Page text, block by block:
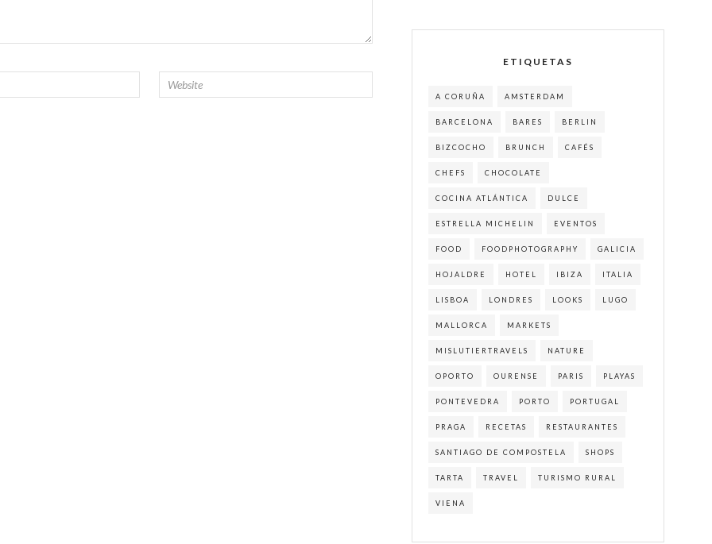
ETIQUETAS
A CORUÑA AMSTERDAM
BARCELONA BARES BERLIN
BIZCOCHO BRUNCH CAFÉS
CHEFS CHOCOLATE
COCINA ATLÁNTICA DULCE
ESTRELLA MICHELIN EVENTOS
FOOD FOODPHOTOGRAPHY GALICIA
HOJALDRE HOTEL IBIZA ITALIA
LISBOA LONDRES LOOKS LUGO
MALLORCA MARKETS
MISLUTIERTRAVELS NATURE
OPORTO OURENSE PARIS PLAYAS
PONTEVEDRA PORTO PORTUGAL
PRAGA RECETAS RESTAURANTES
SANTIAGO DE COMPOSTELA SHOPS
TARTA TRAVEL TURISMO RURAL
VIENA